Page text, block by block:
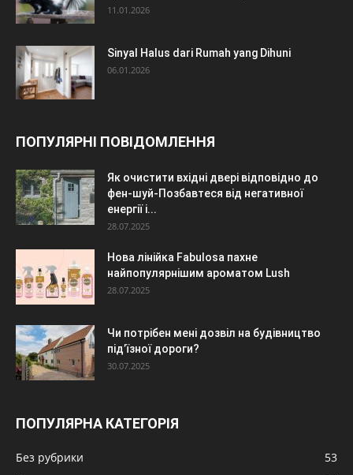
11.01.2026
Sinyal Halus dari Rumah yang Dihuni
06.01.2026
ПОПУЛЯРНІ ПОВІДОМЛЕННЯ
Як очистити вхідні двері відповідно до
фен-шуй-Позбавтеся від негативної
енергії і...
28.07.2025
Нова лінійка Fabulosa пахне
найпопулярнішим ароматом Lush
28.07.2025
Чи потрібен мені дозвіл на будівництво
під’їзної дороги?
30.07.2025
ПОПУЛЯРНА КАТЕГОРІЯ
Без рубрики
53